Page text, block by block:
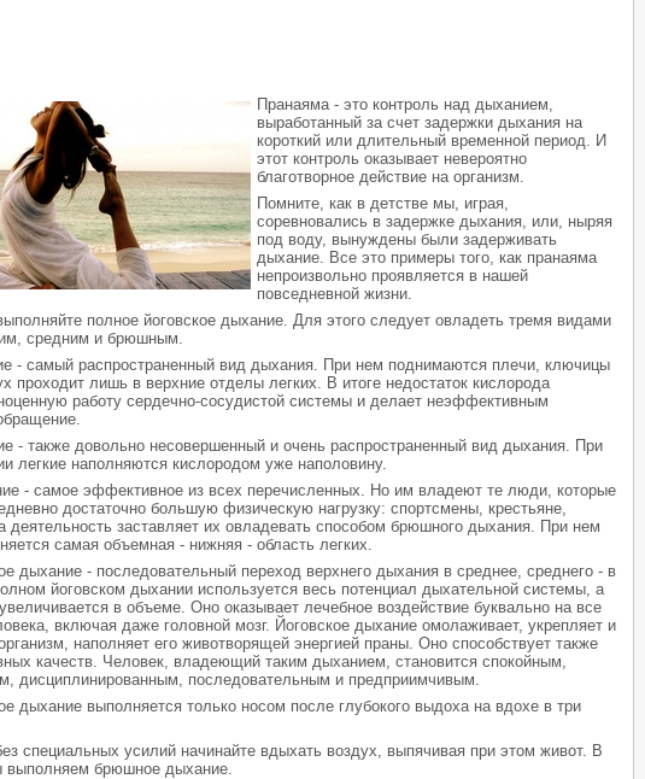
Пранаяма - это контроль над дыханием,
выработанный за счет задержки дыхания на
короткий или длительный временной период. И
этот контроль оказывает невероятно
благотворное действие на организм.
Помните, как в детстве мы, играя,
соревновались в задержке дыхания, или, ныряя
под воду, вынуждены были задерживать
дыхание. Все это примеры того, как пранаяма
непроизвольно проявляется в нашей
повседневной жизни.
полное йоговское дыхание. Для этого следует овладеть тремя видами
средним и брюшным.
- самый распространенный вид дыхания. При нем поднимаются плечи, ключицы
проходит лишь в верхние отделы легких. В итоге недостаток кислорода
работу сердечно-сосудистой системы и делает неэффективным
- также довольно несовершенный и очень распространенный вид дыхания. При
легкие наполняются кислородом уже наполовину.
- самое эффективное из всех перечисленных. Но им владеют те люди, которые
достаточно большую физическую нагрузку: спортсмены, крестьяне,
деятельность заставляет их овладевать способом брюшного дыхания. При нем
самая объемная - нижняя - область легких.
дыхание - последовательный переход верхнего дыхания в среднее, среднего - в
йоговском дыхании используется весь потенциал дыхательной системы, а
в объеме. Оно оказывает лечебное воздействие буквально на все
включая даже головной мозг. Йоговское дыхание омолаживает, укрепляет и
наполняет его животворящей энергией праны. Оно способствует также
качеств. Человек, владеющий таким дыханием, становится спокойным,
дисциплинированным, последовательным и предприимчивым.
дыхание выполняется только носом после глубокого выдоха на вдохе в три
специальных усилий начинайте вдыхать воздух, выпячивая при этом живот. В
выполняем брюшное дыхание.